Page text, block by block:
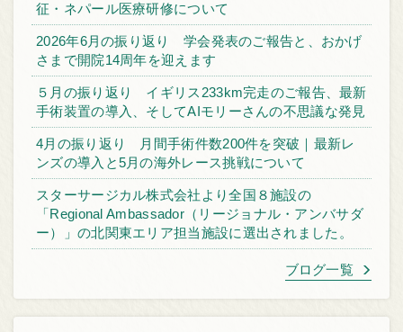
征・ネパール医療研修について
2026年6月の振り返り 学会発表のご報告と、おかげ
さまで開院14周年を迎えます
５月の振り返り イギリス233km完走のご報告、最新
手術装置の導入、そしてAIモリーさんの不思議な発見
4月の振り返り 月間手術件数200件を突破｜最新レ
ンズの導入と5月の海外レース挑戦について
スターサージカル株式会社より全国８施設の
「Regional Ambassador（リージョナル・アンバサダ
ー）」の北関東エリア担当施設に選出されました。
ブログ一覧